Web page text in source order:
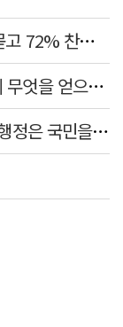
[사설] 보완수사권 폐지, 20여 명에게 묻고 72% 찬성했다고 밀어붙였다니
[사설] 뒤늦은 경찰 스타벅스 압색, 대체 무엇을 얻으려는 것인가
[사설] 극한 폭염은 재난, 보여 주기 식 행정은 국민을 지키지 못한다